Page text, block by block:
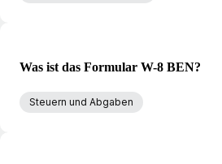
Was ist das Formular W-8 BEN?
Steuern und Abgaben